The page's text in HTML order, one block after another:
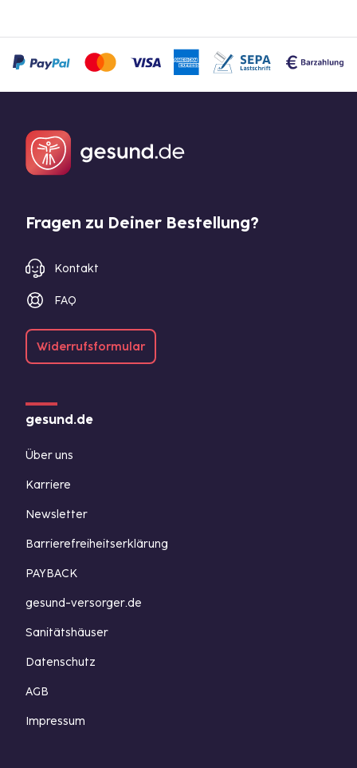
Fragen zu Deiner Bestellung?
Kontakt
FAQ
Widerrufsformular
gesund.de
Über uns
Karriere
Newsletter
Barrierefreiheitserklärung
PAYBACK
gesund-versorger.de
Sanitätshäuser
Datenschutz
AGB
Impressum